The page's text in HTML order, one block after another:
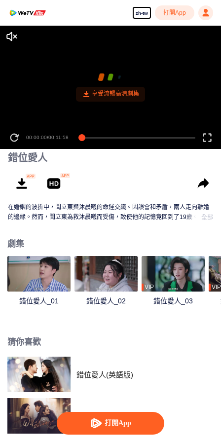
zh-tw 打開App
打開App
享受流暢高清劇集
00:00:00/00:11:58
錯位愛人
在婚姻的波折中，閆立東與沐晨曦的命運交織。因誤會和矛盾，兩人走向離婚
的邊緣。然而，閆立東為救沐晨曦而受傷，致使他的記憶竟回到了19歲。在這
全部
劇集
錯位愛人_01 錯位愛人_02
VIP
錯位愛人_03
VIP
猜你喜歡
錯位愛人(英語版)